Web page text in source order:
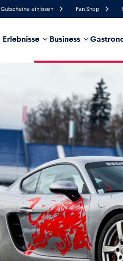
Gutscheine einlösen Fan Shop
Erlebnisse Business